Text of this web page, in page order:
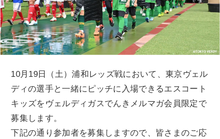
10月19日（土）浦和レッズ戦において、東京ヴェル
ディの選手と一緒にピッチに入場できるエスコート
キッズをヴェルディガスでんきメルマガ会員限定で
募集します。
下記の通り参加者を募集しますので、皆さまのご応